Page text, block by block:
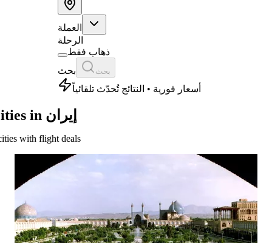
العملة
الرحلة
ذهاب فقط
بحث
بحث
أسعار فورية • النتائج تُحدّث تلقائياً
Cities in إيران
with flight deals